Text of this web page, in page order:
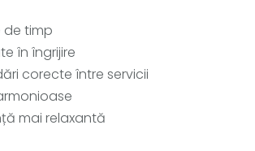
timp
în îngrijire
corecte între servicii
mai relaxantă